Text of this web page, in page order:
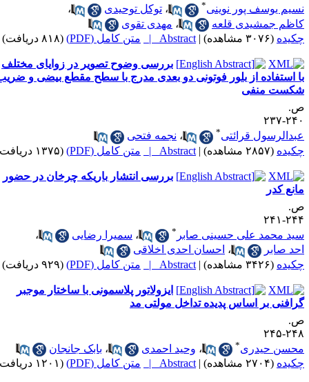
یوسف پور نوینی
،توکل توحیدی
،
جمشیدی قلعه
،مهدی تقوی
(۳۰۷۶ مشاهده) |
Abstract | متن کامل (PDF) (۸۱۸ دریافت)
بررسی وضوح تصویر در زوایای مختلف
استفاده از بلور فوتونی دو بعدی مدرج با سطح مقطع بیضی و ضریب
منفی
۲۳۷
قرائتی
،نجمه فتحی
(۲۸۵۷ مشاهده) |
Abstract | متن کامل (PDF) (۱۳۷۵ دریافت)
بررسی انتشار باریکه چرخان در حضور
کدر
۲۴۱
محمد علی حسینی صابر
،سمیرا رضایی
،
صابر
،احسان احدی اخلاقی
(۳۴۲۶ مشاهده) |
Abstract | متن کامل (PDF) (۹۲۹ دریافت)
ایزولاتور پلاسمونی با ساختار موجبر
بر اساس پدیده تداخل مولتی مد
۲۴۵
حیدری
،وحید احمدی ،بابک جانجان
(۲۷۰۴ مشاهده) |
Abstract | متن کامل (PDF) (۱۲۰۱ دریافت)